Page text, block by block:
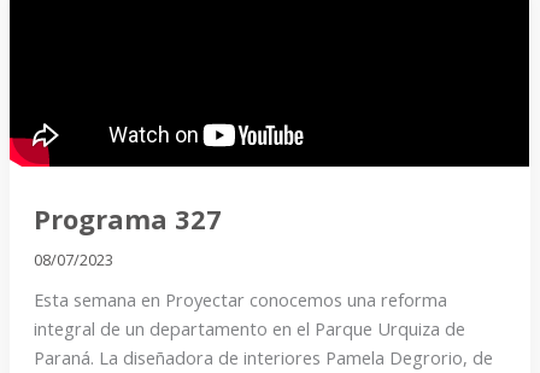
Programa 327
08/07/2023
Esta semana en Proyectar conocemos una reforma
integral de un departamento en el Parque Urquiza de
Paraná. La diseñadora de interiores Pamela Degrorio, de